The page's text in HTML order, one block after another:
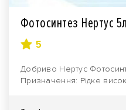
Фотосинтез Нертус 5л
5
Добриво Нертус
Призначення: Рідке